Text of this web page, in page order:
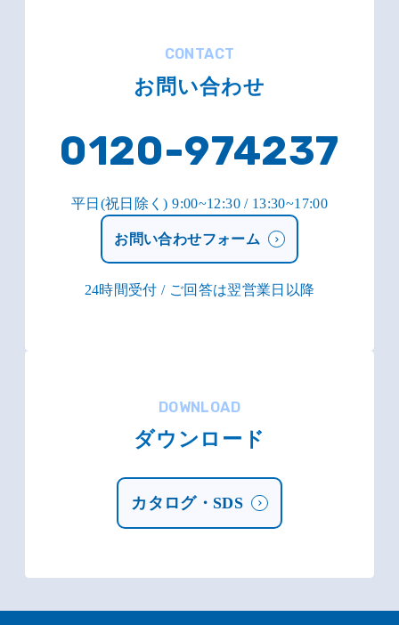
CONTACT
お問い合わせ
0120-974237
平日(祝日除く) 9:00~12:30 / 13:30~17:00
お問い合わせフォーム
24時間受付 / ご回答は翌営業日以降
DOWNLOAD
ダウンロード
カタログ・SDS